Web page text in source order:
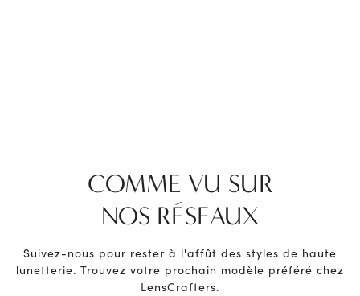
COMME VU SUR
NOS RÉSEAUX
Suivez-nous pour rester à l'affût des styles de haute
lunetterie. Trouvez votre prochain modèle préféré chez
LensCrafters.